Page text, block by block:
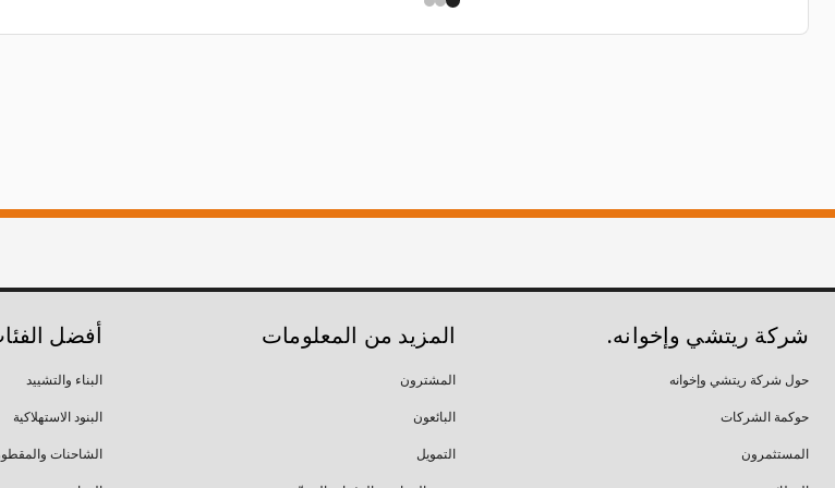
شركة ريتشي وإخوانه.
حول شركة ريتشي وإخوانه
حوكمة الشركات
المستثمرون
المزيد من المعلومات
المشترون
البائعون
التمويل
أفضل
البناء والتشييد
البنود الاستهلاكية
الشاحنات